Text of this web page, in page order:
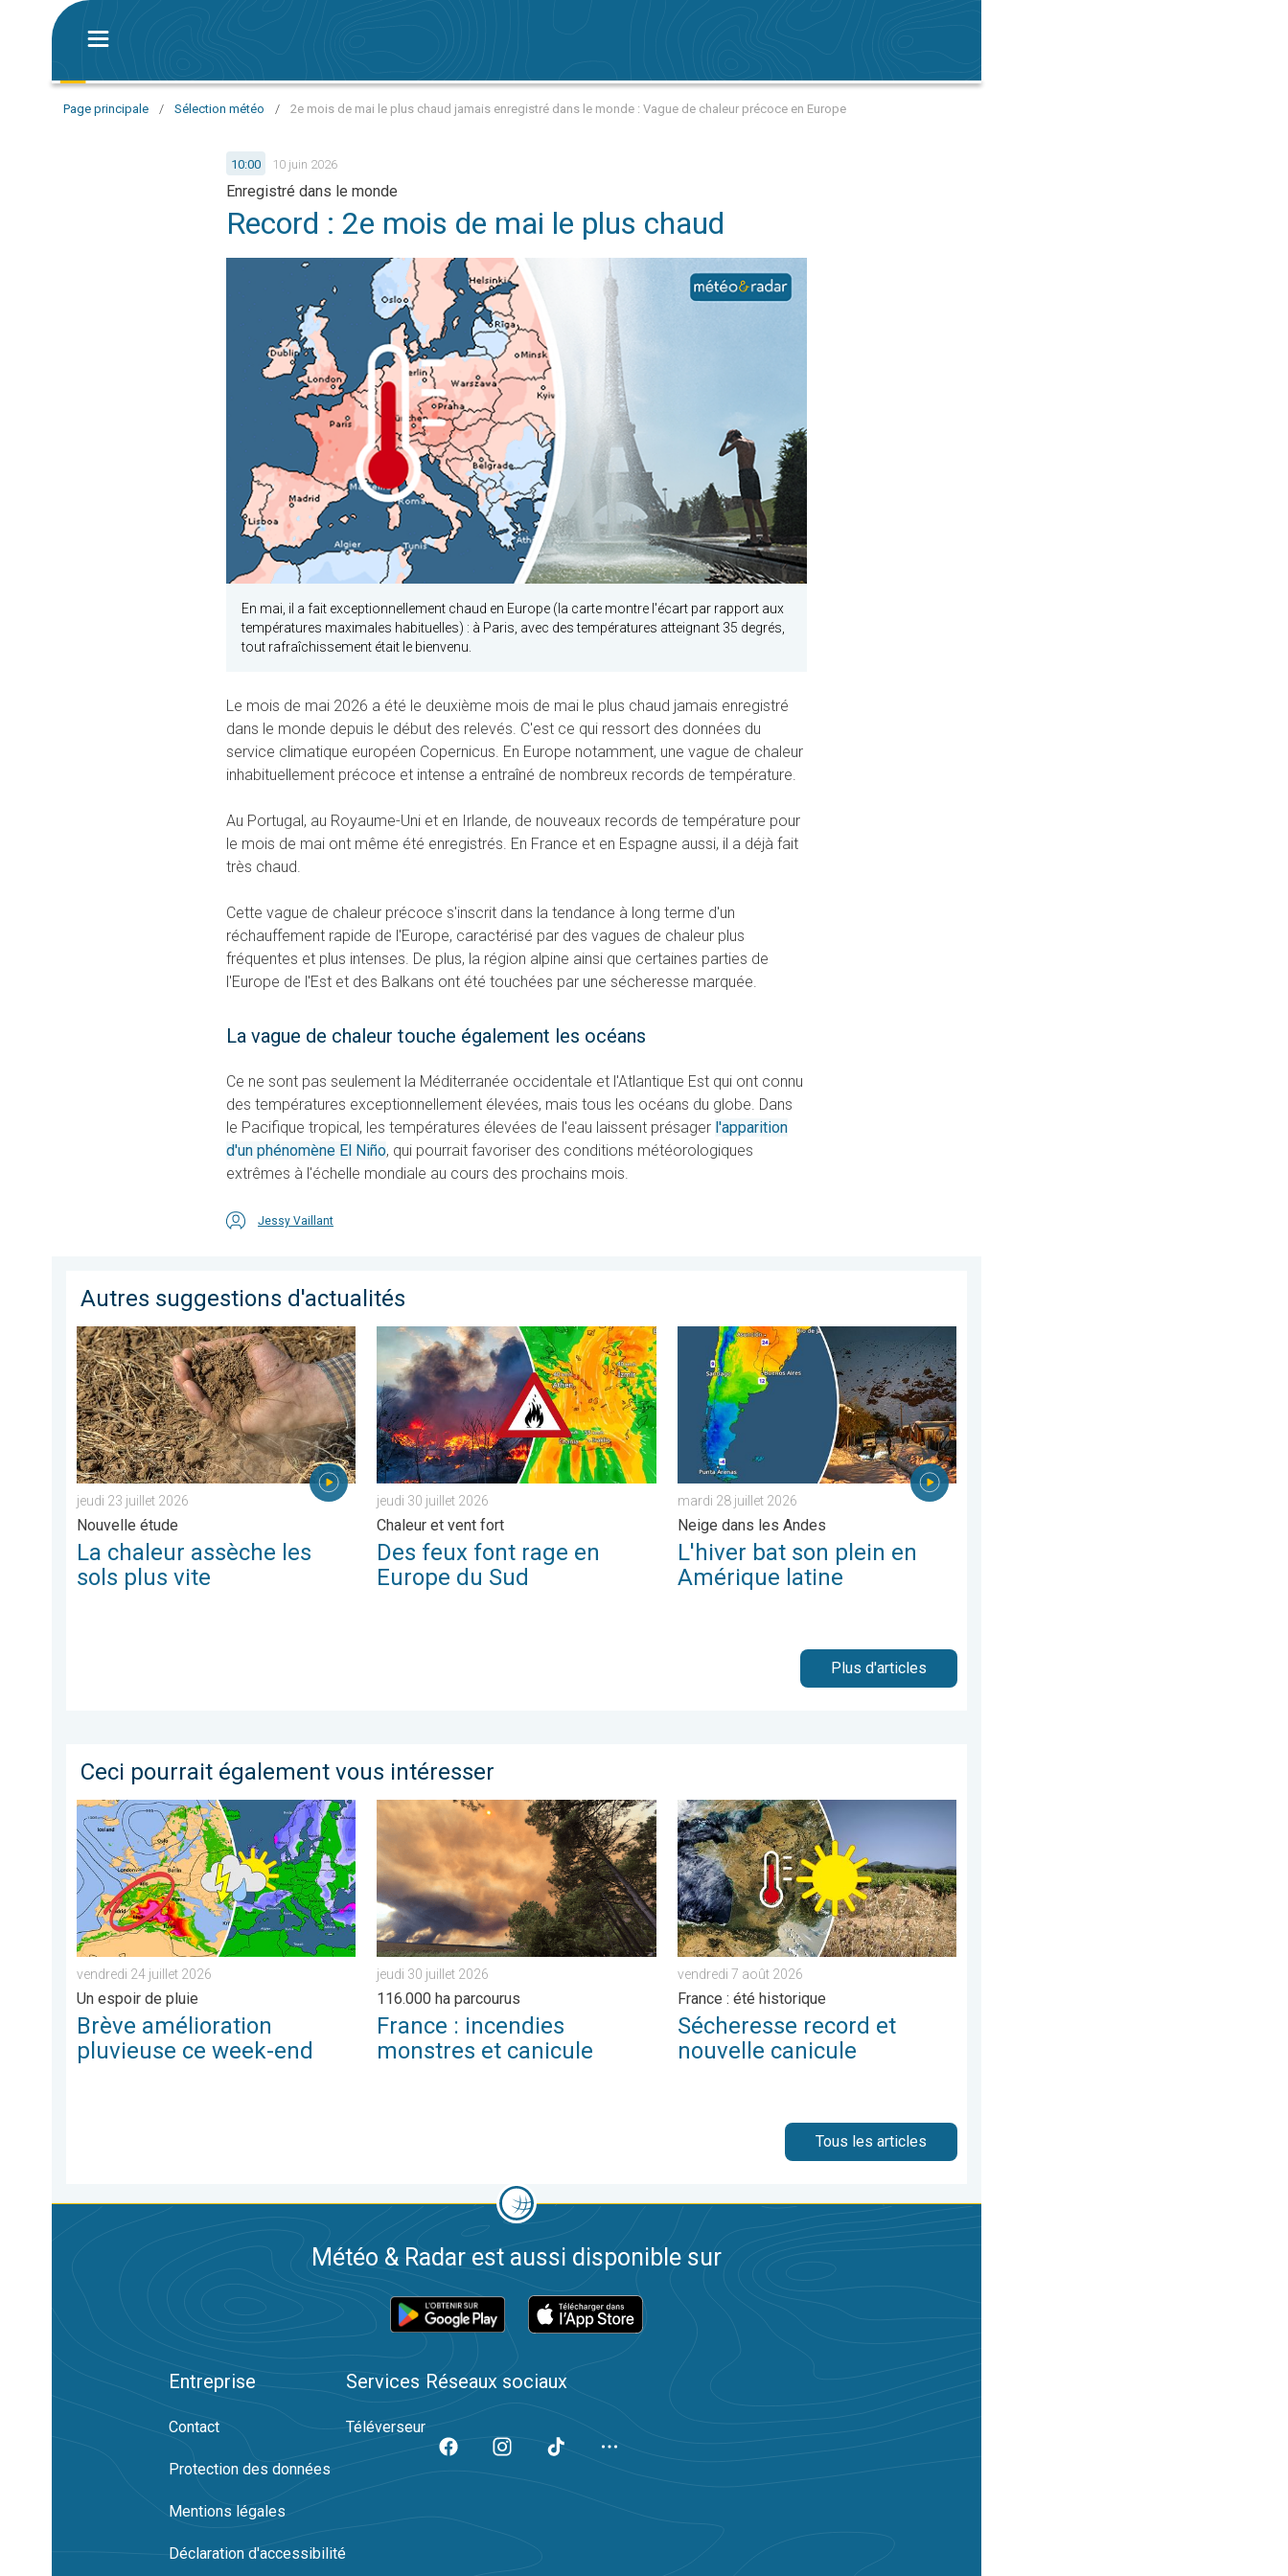
Page principale / Sélection météo / 2e mois de mai le plus chaud jamais enregistré dans le monde : Vague de chaleur précoce en Europe
10:00 10 juin 2026
Enregistré dans le monde
Record : 2e mois de mai le plus chaud
En mai, il a fait exceptionnellement chaud en Europe (la carte montre l'écart par rapport aux
températures maximales habituelles) : à Paris, avec des températures atteignant 35 degrés,
tout rafraîchissement était le bienvenu.
Le mois de mai 2026 a été le deuxième mois de mai le plus chaud jamais enregistré
dans le monde depuis le début des relevés. C'est ce qui ressort des données du
service climatique européen Copernicus. En Europe notamment, une vague de chaleur
inhabituellement précoce et intense a entraîné de nombreux records de température.
Au Portugal, au Royaume-Uni et en Irlande, de nouveaux records de température pour
le mois de mai ont même été enregistrés. En France et en Espagne aussi, il a déjà fait
très chaud.
Cette vague de chaleur précoce s'inscrit dans la tendance à long terme d'un
réchauffement rapide de l'Europe, caractérisé par des vagues de chaleur plus
fréquentes et plus intenses. De plus, la région alpine ainsi que certaines parties de
l'Europe de l'Est et des Balkans ont été touchées par une sécheresse marquée.
La vague de chaleur touche également les océans
Ce ne sont pas seulement la Méditerranée occidentale et l'Atlantique Est qui ont connu
des températures exceptionnellement élevées, mais tous les océans du globe. Dans
le Pacifique tropical, les températures élevées de l'eau laissent présager l'apparition
d'un phénomène El Niño, qui pourrait favoriser des conditions météorologiques
extrêmes à l'échelle mondiale au cours des prochains mois.
Jessy Vaillant
Autres suggestions d'actualités
La chaleur assèche les sols plus vite. Nouvelle étude. . . jeudi 23 juillet 2026
jeudi 23 juillet 2026
Nouvelle étude
La chaleur assèche les
sols plus vite
Des feux font rage en Europe du Sud. Chaleur et vent fort. . . jeudi 30 juillet 2026
jeudi 30 juillet 2026
Chaleur et vent fort
Des feux font rage en
Europe du Sud
L'hiver bat son plein en Amérique latine. Neige dans les Andes. . . mardi 28 juillet 2026
mardi 28 juillet 2026
Neige dans les Andes
L'hiver bat son plein en
Amérique latine
Plus d'articles
Ceci pourrait également vous intéresser
Brève amélioration pluvieuse ce week-end. Un espoir de pluie. . . vendredi 24 juillet 2026
vendredi 24 juillet 2026
Un espoir de pluie
Brève amélioration
pluvieuse ce week-end
France : incendies monstres et canicule. 116.000 ha parcourus. . . jeudi 30 juillet 2026
jeudi 30 juillet 2026
116.000 ha parcourus
France : incendies
monstres et canicule
Sécheresse record et nouvelle canicule. France : été historique. . . vendredi 7 août 2026
vendredi 7 août 2026
France : été historique
Sécheresse record et
nouvelle canicule
Tous les articles
Météo & Radar est aussi disponible sur
Entreprise
Contact
Protection des données
Mentions légales
Déclaration d'accessibilité
Services
Téléverseur
Réseaux sociaux